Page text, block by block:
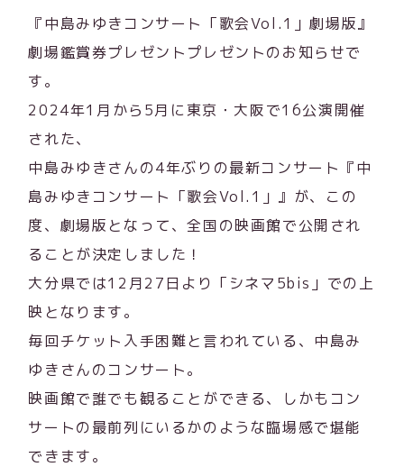
『中島みゆきコンサート「歌会Vol.1」劇場版』
劇場鑑賞券プレゼントプレゼントのお知らせで
す。
2024年1月から5月に東京・大阪で16公演開催
された、
中島みゆきさんの4年ぶりの最新コンサート『中
島みゆきコンサート「歌会Vol.1」』が、この
度、劇場版となって、全国の映画館で公開され
ることが決定しました！
大分県では12月27日より「シネマ5bis」での上
映となります。
毎回チケット入手困難と言われている、中島み
ゆきさんのコンサート。
映画館で誰でも観ることができる、しかもコン
サートの最前列にいるかのような臨場感で堪能
できます。